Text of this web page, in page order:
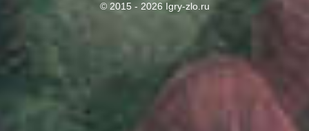
© 2015 - 2026 Igry-zlo.ru